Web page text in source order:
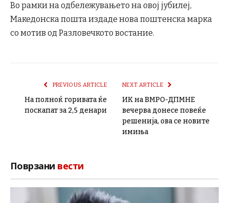
Во рамки на одбележувањето на овој јубилеј,
Македонска пошта издаде нова поштенска марка
со мотив од Разловечкото востание.
PREVIOUS ARTICLE
На полноќ горивата ќе
поскапат за 2,5 денари
NEXT ARTICLE
ИК на ВМРО-ДПМНЕ
вечерва донесе повеќе
решенија, ова се новите
имиња
Поврзани вести